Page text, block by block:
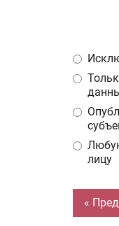
лицу
«